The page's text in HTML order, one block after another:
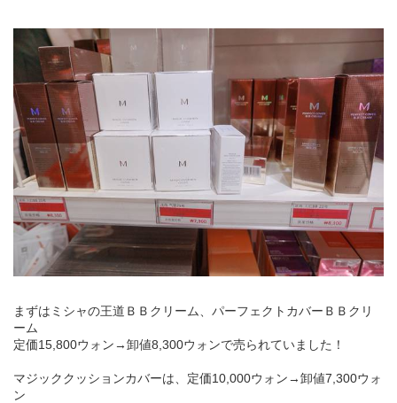
まずはミシャの王道ＢＢクリーム、パーフェクトカバーＢＢクリ
ーム
定価15,800ウォン→卸値8,300ウォンで売られていました！
マジッククッションカバーは、定価10,000ウォン→卸値7,300ウォ
ン